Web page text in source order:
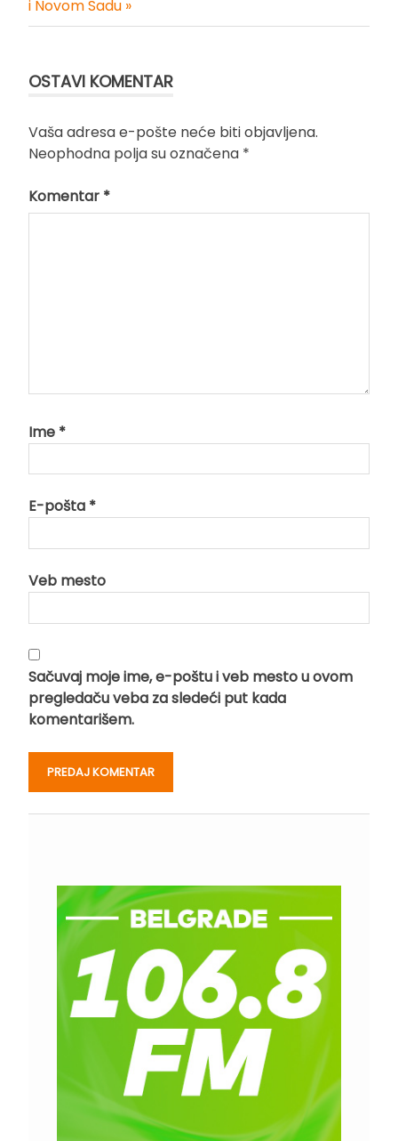
i Novom Sadu »
OSTAVI KOMENTAR
Vaša adresa e-pošte neće biti objavljena.
Neophodna polja su označena *
Komentar *
Ime *
E-pošta *
Veb mesto
Sačuvaj moje ime, e-poštu i veb mesto u ovom
pregledaču veba za sledeći put kada
komentarišem.